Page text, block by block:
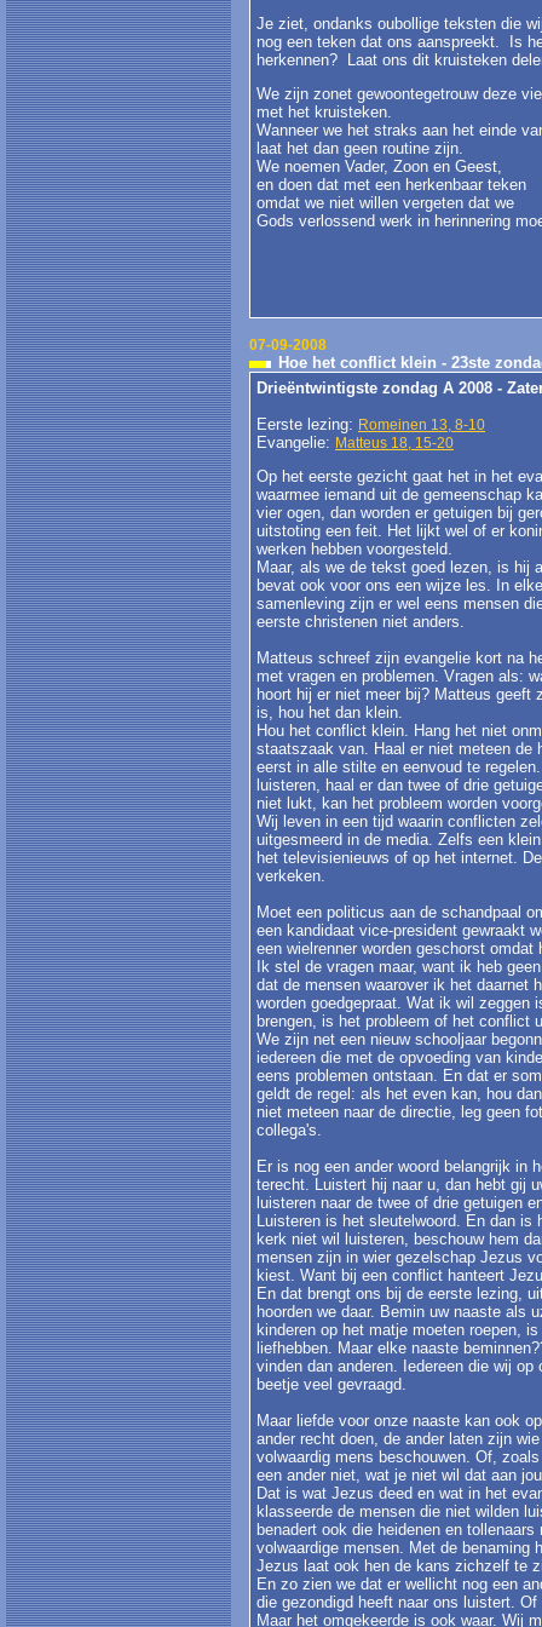
Je ziet, ondanks oubollige teksten die
nog een teken dat ons aanspreekt. Is
herkennen? Laat ons dit kruisteken
We zijn zonet gewoontegetrouw deze
met het kruisteken.
Wanneer we het straks aan het einde
laat het dan geen routine zijn.
We noemen Vader, Zoon en Geest,
en doen dat met een herkenbaar teken
omdat we niet willen vergeten dat we
Gods verlossend werk in herinnering
07-09-2008
Hoe het conflict klein - 23ste
Drieëntwintigste zondag A 2008 -
Eerste lezing: Romeinen 13, 8-10
Evangelie: Matteus 18, 15-20
Op het eerste gezicht gaat het in het
waarmee iemand uit de gemeenschap
vier ogen, dan worden er getuigen bij
uitstoting een feit. Het lijkt wel of er
werken hebben voorgesteld.
Maar, als we de tekst goed lezen, is hij
bevat ook voor ons een wijze les. In
samenleving zijn er wel eens mensen
eerste christenen niet anders.
Matteus schreef zijn evangelie kort na
met vragen en problemen. Vragen als:
hoort hij er niet meer bij? Matteus geeft
is, hou het dan klein.
Hou het conflict klein. Hang het niet
staatszaak van. Haal er niet meteen de
eerst in alle stilte en eenvoud te
luisteren, haal er dan twee of drie
niet lukt, kan het probleem worden
Wij leven in een tijd waarin conflicten
uitgesmeerd in de media. Zelfs een
het televisienieuws of op het internet.
verkeken.
Moet een politicus aan de schandpaal
een kandidaat vice-president gewraakt
een wielrenner worden geschorst
Ik stel de vragen maar, want ik heb
dat de mensen waarover ik het daarnet
worden goedgepraat. Wat ik wil
brengen, is het probleem of het conflict
We zijn net een nieuw schooljaar
iedereen die met de opvoeding van
eens problemen ontstaan. En dat er
geldt de regel: als het even kan, hou
niet meteen naar de directie, leg geen
collega's.
Er is nog een ander woord belangrijk in
terecht. Luistert hij naar u, dan hebt gij
luisteren naar de twee of drie getuigen
Luisteren is het sleutelwoord. En dan
kerk niet wil luisteren, beschouw hem
mensen zijn in wier gezelschap Jezus
kiest. Want bij een conflict hanteert
En dat brengt ons bij de eerste lezing,
hoorden we daar. Bemin uw naaste als
kinderen op het matje moeten roepen,
liefhebben. Maar elke naaste
vinden dan anderen. Iedereen die wij
beetje veel gevraagd.
Maar liefde voor onze naaste kan ook
ander recht doen, de ander laten zijn
volwaardig mens beschouwen. Of,
een ander niet, wat je niet wil dat aan
Dat is wat Jezus deed en wat in het
klasseerde de mensen die niet wilden
benadert ook die heidenen en
volwaardige mensen. Met de benaming
Jezus laat ook hen de kans zichzelf te
En zo zien we dat er wellicht nog een
die gezondigd heeft naar ons luistert.
Maar het omgekeerde is ook waar. Wij